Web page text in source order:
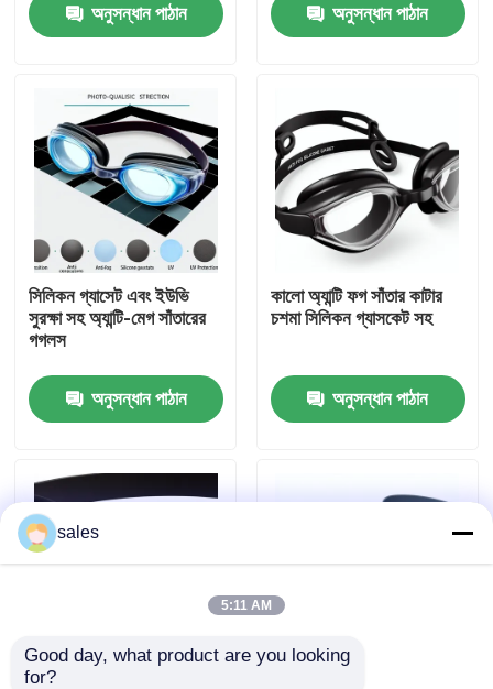
পণ্য
আমাদের সম্পর্কে
কারখানা ভ্রমণ
যোগাযোগ করুন
উদ্ধৃতির জন্য আবেদন
নিরাপত্তা চশমা গগলস
অনুসন্ধান পাঠান অনুসন্ধান পাঠান
সিলিকন গ্যাসেট এবং ইউভি
সুরক্ষা সহ অ্যান্টি-মেগ সাঁতারের
গগলস
অনুসন্ধান পাঠান
কালো অ্যান্টি ফগ সাঁতার কাটার
চশমা সিলিকন গ্যাসকেট সহ
অনুসন্ধান পাঠান
ইউভি সুরক্ষা এবং সিলিকন
sales
5:11 AM
Good day, what product are you looking
for?